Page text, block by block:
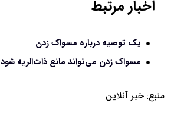
اخبار مرتبط
یک توصیه درباره مسواک زدن
مسواک زدن می‌تواند مانع ذات‌الریه شود
منبع: خبر آنلاین